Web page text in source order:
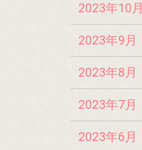
2023年10月
2023年9月
2023年8月
2023年7月
2023年6月